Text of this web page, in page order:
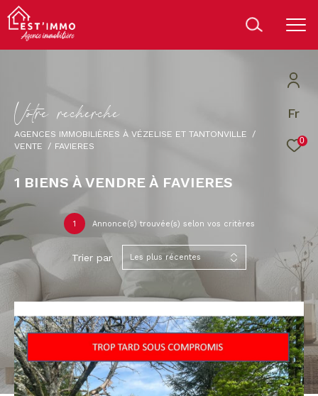
Fr
0
Votre recherche
AGENCES IMMOBILIÈRES À VÉZELISE ET TANTONVILLE
VENTE
FAVIERES
1 BIENS À VENDRE À FAVIERES
1 Annonce(s) trouvée(s) selon vos critères
Trier par Les plus récentes